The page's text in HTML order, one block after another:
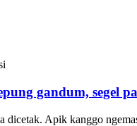
gandum, segel
dicetak. Apik kanggo